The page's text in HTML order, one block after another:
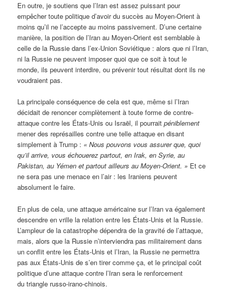
En outre, je soutiens que l’Iran est assez puissant pour
empêcher toute politique d’avoir du succès au Moyen-Orient à
moins qu’il ne l’accepte au moins passivement. D’une certaine
manière, la position de l’Iran au Moyen-Orient est semblable à
celle de la Russie dans l’ex-Union Soviétique : alors que ni l’Iran,
ni la Russie ne peuvent imposer quoi que ce soit à tout le
monde, ils peuvent interdire, ou prévenir tout résultat dont ils ne
voudraient pas.
La principale conséquence de cela est que, même si l’Iran
décidait de renoncer complètement à toute forme de contre-
attaque contre les États-Unis ou Israël, il pourraitpéniblement
mener des représailles contre une telle attaque en disant
simplement à Trump : « Nous pouvons vous assurer que, quoi
qu’il arrive, vous échouerez partout, en Irak, en Syrie, au
Pakistan, au Yémen et partout ailleurs au Moyen-Orient. » Et ce
ne sera pas une menace en l’air : les Iraniens peuvent
absolument le faire.
En plus de cela, une attaque américaine sur l’Iran va également
descendre en vrille la relation entre les États-Unis et la Russie.
L’ampleur de la catastrophe dépendra de la gravité de l’attaque,
mais, alors que la Russie n’interviendra pas militairement dans
un conflit entre les États-Unis et l’Iran, la Russie ne permettra
pas aux États-Unis de s’en tirer comme ça, et le principal coût
politique d’une attaque contre l’Iran sera le renforcement
du triangle russo-irano-chinois.